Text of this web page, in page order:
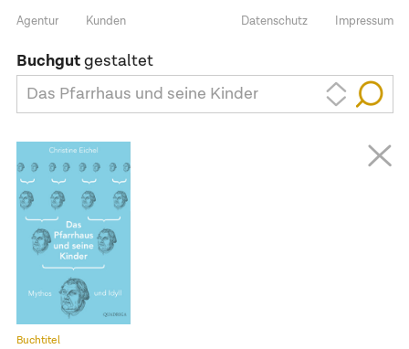
Agentur Kunden Impressum
Datenschutz
Buchgutgestaltet
Das Pfarrhaus und seine Kinder
Buchtitel